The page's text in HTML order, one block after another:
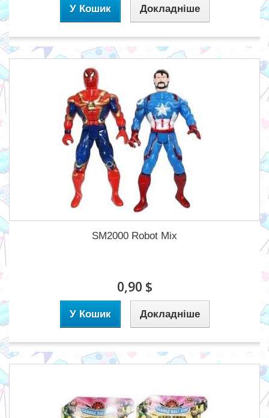
У Кошик Докладніше
SM2000 Robot Mix
0,90 $
У Кошик Докладніше